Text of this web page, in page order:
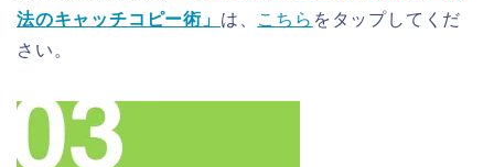
法のキャッチコピー術」 は、 こちら をタップしてくだ
さい。